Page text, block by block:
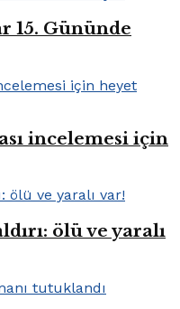
15. Gününde
incelemesi için
ölü ve yaralı